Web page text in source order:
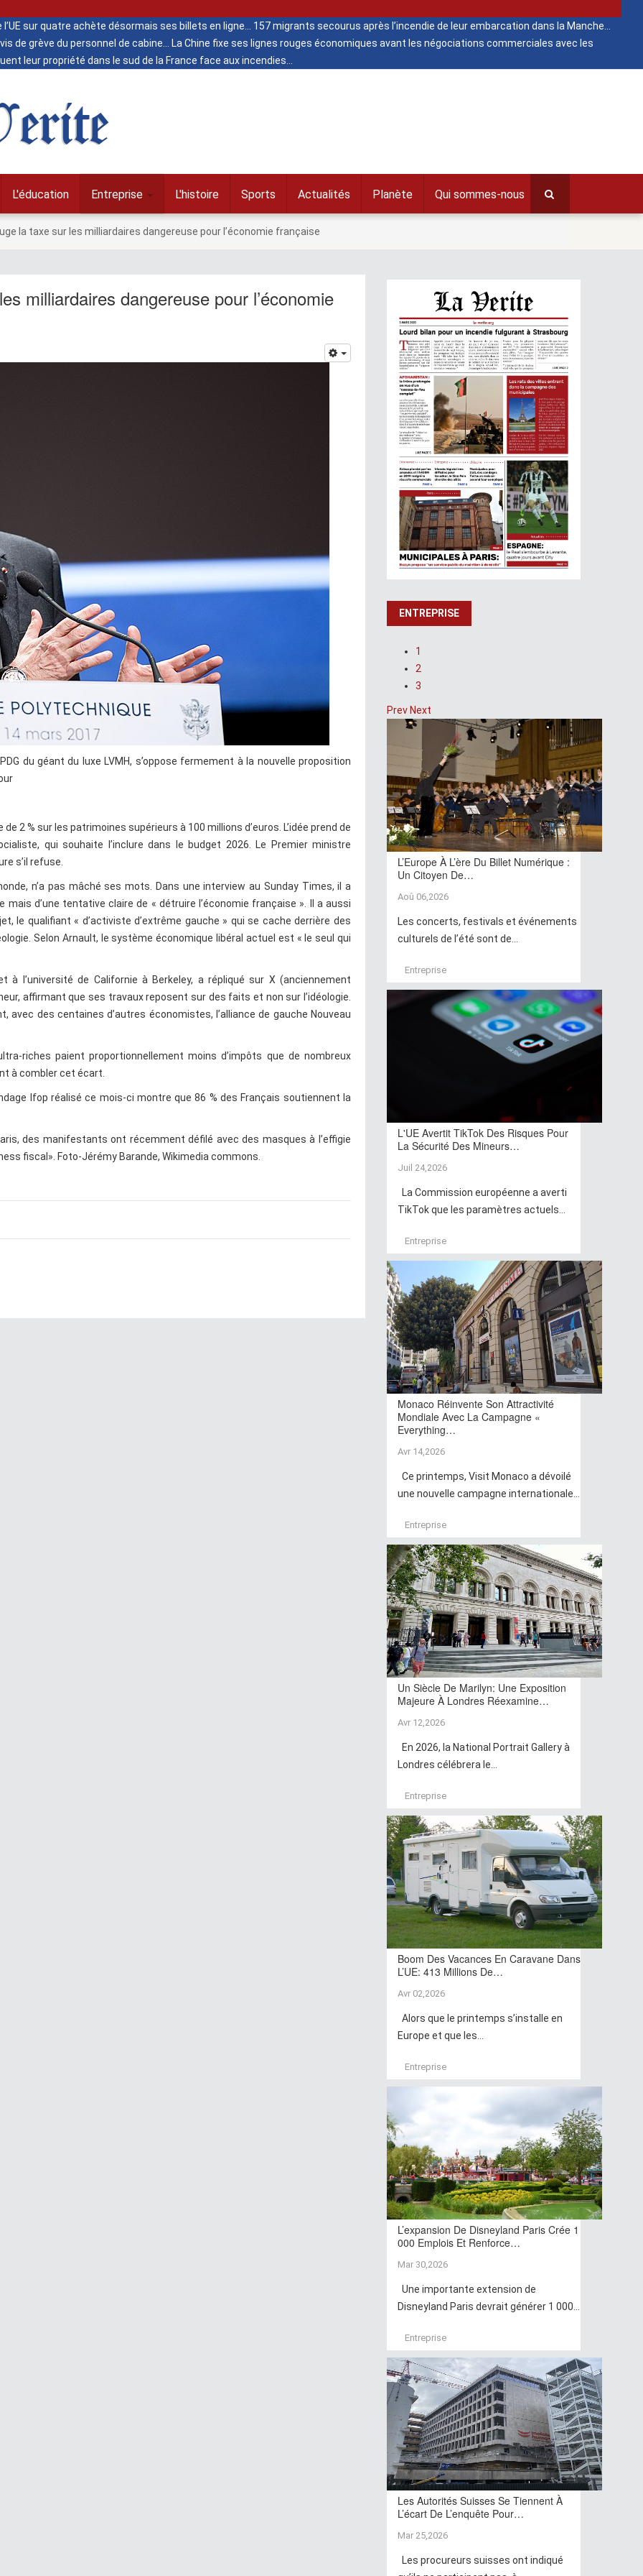
l’UE sur quatre achète désormais ses billets en ligne
157 migrants secourus après l’incendie de leur embarcation dans la Manche
de grève du personnel de cabine
La Chine fixe ses lignes rouges économiques avant les négociations commerciales avec les
leur propriété dans le sud de la France face aux incendies
L'éducation Entreprise L'histoire Sports Actualités Planète Qui sommes-nous
la taxe sur les milliardaires dangereuse pour l’économie française
milliardaires dangereuse pour l’économie
du géant du luxe LVMH, s’oppose fermement à la nouvelle proposition
2 % sur les patrimoines supérieurs à 100 millions d’euros. L’idée prend de
qui souhaite l’inclure dans le budget 2026. Le Premier ministre
s’il refuse.
n’a pas mâché ses mots. Dans une interview au Sunday Times, il a
mais d’une tentative claire de « détruire l’économie française ». Il a aussi
le qualifiant « d’activiste d’extrême gauche » qui se cache derrière des
Selon Arnault, le système économique libéral actuel est « le seul qui
à l’université de Californie à Berkeley, a répliqué sur X (anciennement
affirmant que ses travaux reposent sur des faits et non sur l’idéologie.
des centaines d’autres économistes, l’alliance de gauche Nouveau
riches paient proportionnellement moins d’impôts que de nombreux
à combler cet écart.
Ifop réalisé ce mois-ci montre que 86 % des Français soutiennent la
des manifestants ont récemment défilé avec des masques à l’effigie
fiscal». Foto-Jérémy Barande, Wikimedia commons.
ENTREPRISE
1
2
3
Prev Next
L’Europe À L’ère Du Billet Numérique :
Un Citoyen De…
Aoû 06,2026
Les concerts, festivals et événements
culturels de l’été sont de...
Entreprise
L'UE Avertit TikTok Des Risques Pour
La Sécurité Des Mineurs…
Juil 24,2026
La Commission européenne a averti
TikTok que les paramètres actuels...
Entreprise
Monaco Réinvente Son Attractivité
Mondiale Avec La Campagne «
Everything…
Avr 14,2026
Ce printemps, Visit Monaco a dévoilé
une nouvelle campagne internationale...
Entreprise
Un Siècle De Marilyn: Une Exposition
Majeure À Londres Réexamine…
Avr 12,2026
En 2026, la National Portrait Gallery à
Londres célébrera le...
Entreprise
Boom Des Vacances En Caravane Dans
L’UE: 413 Millions De…
Avr 02,2026
Alors que le printemps s’installe en
Europe et que les...
Entreprise
L’expansion De Disneyland Paris Crée 1
000 Emplois Et Renforce…
Mar 30,2026
Une importante extension de
Disneyland Paris devrait générer 1 000...
Entreprise
Les Autorités Suisses Se Tiennent À
L’écart De L’enquête Pour…
Mar 25,2026
Les procureurs suisses ont indiqué